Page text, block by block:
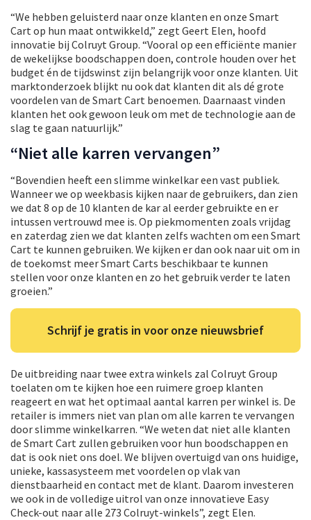
“We hebben geluisterd naar onze klanten en onze Smart
Cart op hun maat ontwikkeld,” zegt Geert Elen, hoofd
innovatie bij Colruyt Group. “Vooral op een efficiënte manier
de wekelijkse boodschappen doen, controle houden over het
budget én de tijdswinst zijn belangrijk voor onze klanten. Uit
marktonderzoek blijkt nu ook dat klanten dit als dé grote
voordelen van de Smart Cart benoemen. Daarnaast vinden
klanten het ook gewoon leuk om met de technologie aan de
slag te gaan natuurlijk.”
“Niet alle karren vervangen”
“Bovendien heeft een slimme winkelkar een vast publiek.
Wanneer we op weekbasis kijken naar de gebruikers, dan zien
we dat 8 op de 10 klanten de kar al eerder gebruikte en er
intussen vertrouwd mee is. Op piekmomenten zoals vrijdag
en zaterdag zien we dat klanten zelfs wachten om een Smart
Cart te kunnen gebruiken. We kijken er dan ook naar uit om in
de toekomst meer Smart Carts beschikbaar te kunnen
stellen voor onze klanten en zo het gebruik verder te laten
groeien.”
Schrijf je gratis in voor onze nieuwsbrief
De uitbreiding naar twee extra winkels zal Colruyt Group
toelaten om te kijken hoe een ruimere groep klanten
reageert en wat het optimaal aantal karren per winkel is. De
retailer is immers niet van plan om alle karren te vervangen
door slimme winkelkarren. “We weten dat niet alle klanten
de Smart Cart zullen gebruiken voor hun boodschappen en
dat is ook niet ons doel. We blijven overtuigd van ons huidige,
unieke, kassasysteem met voordelen op vlak van
dienstbaarheid en contact met de klant. Daarom investeren
we ook in de volledige uitrol van onze innovatieve Easy
Check-out naar alle 273 Colruyt-winkels”, zegt Elen. ​